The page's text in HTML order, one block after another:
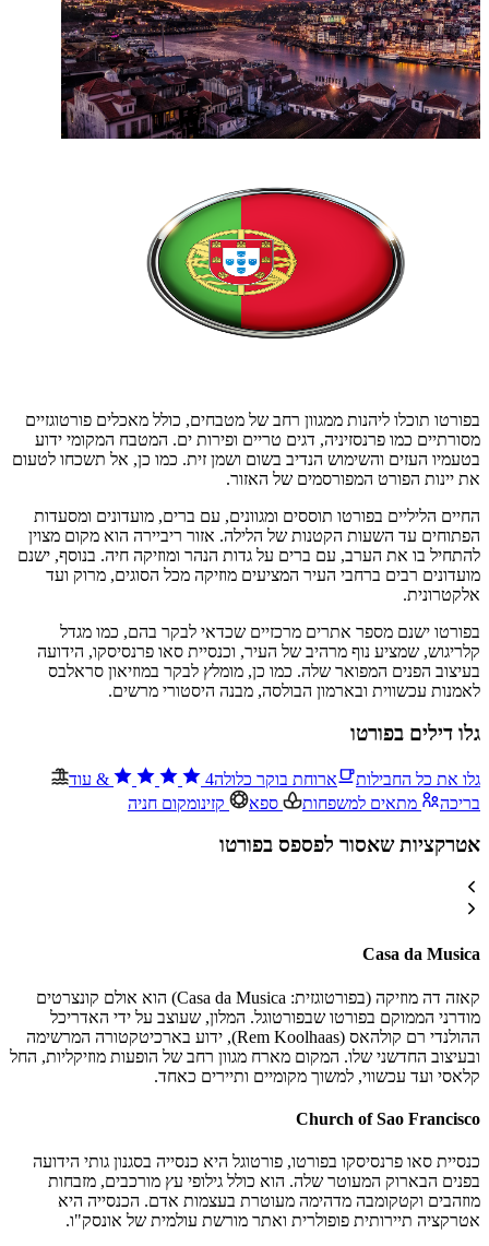
בפורטו תוכלו ליהנות ממגוון רחב של מטבחים, כולל מאכלים פורטוגזיים
מסורתיים כמו פרנסזיניה, דגים טריים ופירות ים. המטבח המקומי ידוע
בטעמיו העזים והשימוש הנדיב בשום ושמן זית. כמו כן, אל תשכחו לטעום
את יינות הפורט המפורסמים של האזור.
החיים הליליים בפורטו תוססים ומגוונים, עם ברים, מועדונים ומסעדות
הפתוחים עד השעות הקטנות של הלילה. אזור ריביירה הוא מקום מצוין
להתחיל בו את הערב, עם ברים על גדות הנהר ומוזיקה חיה. בנוסף, ישנם
מועדונים רבים ברחבי העיר המציעים מוזיקה מכל הסוגים, מרוק ועד
אלקטרונית.
בפורטו ישנם מספר אתרים מרכזיים שכדאי לבקר בהם, כמו מגדל
קלריגוש, שמציע נוף מרהיב של העיר, וכנסיית סאו פרנסיסקו, הידועה
בעיצוב הפנים המפואר שלה. כמו כן, מומלץ לבקר במוזיאון סראלבס
לאמנות עכשווית ובארמון הבולסה, מבנה היסטורי מרשים.
גלו דילים בפורטו
גלו את כל החבילות ארוחת בוקר כלולה4
& עוד
בריכה
מתאים למשפחות ספא קזינומקום חניה
אטרקציות שאסור לפספס בפורטו
Casa da Musica
קאזה דה מוזיקה (בפורטוגזית: Casa da Musica) הוא אולם קונצרטים
מודרני הממוקם בפורטו שבפורטוגל. המלון, שעוצב על ידי האדריכל
ההולנדי רם קולהאס (Rem Koolhaas), ידוע בארכיטקטורה המרשימה
ובעיצוב החדשני שלו. המקום מארח מגוון רחב של הופעות מוזיקליות, החל
קלאסי ועד עכשווי, למשוך מקומיים ותיירים כאחד.
Church of Sao Francisco
כנסיית סאו פרנסיסקו בפורטו, פורטוגל היא כנסייה בסגנון גותי הידועה
בפנים הבארוק המעוטר שלה. הוא כולל גילופי עץ מורכבים, מזבחות
מוזהבים וקטקומבה מדהימה מעוטרת בעצמות אדם. הכנסייה היא
אטרקציה תיירותית פופולרית ואתר מורשת עולמית של אונסק"ו.